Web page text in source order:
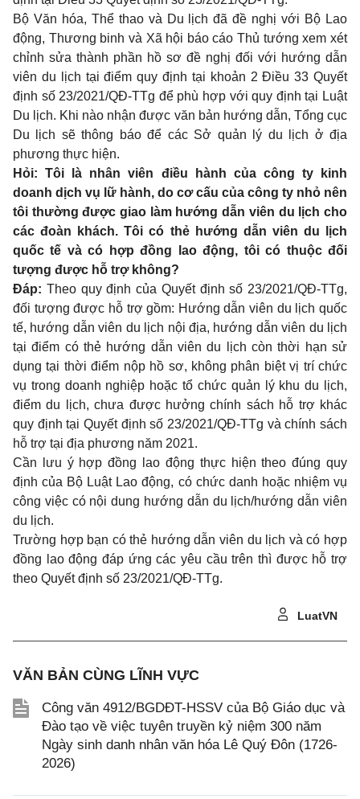
Bộ Văn hóa, Thể thao và Du lịch đã đề nghị với Bộ Lao
động, Thương binh và Xã hội báo cáo Thủ tướng xem xét
chỉnh sửa thành phần hồ sơ đề nghị đối với hướng dẫn
viên du lịch tại điểm quy định tại khoản 2 Điều 33 Quyết
định số 23/2021/QĐ-TTg để phù hợp với quy định tại Luật
Du lịch. Khi nào nhận được văn bản hướng dẫn, Tổng cục
Du lịch sẽ thông báo để các Sở quản lý du lịch ở địa
phương thực hiện.
Hỏi: Tôi là nhân viên điều hành của công ty kinh
doanh dịch vụ lữ hành, do cơ cấu của công ty nhỏ nên
tôi thường được giao làm hướng dẫn viên du lịch cho
các đoàn khách. Tôi có thẻ hướng dẫn viên du lịch
quốc tế và có hợp đồng lao động, tôi có thuộc đối
tượng được hỗ trợ không?
Đáp: Theo quy định của Quyết định số 23/2021/QĐ-TTg,
đối tượng được hỗ trợ gồm: Hướng dẫn viên du lịch quốc
tế, hướng dẫn viên du lịch nội địa, hướng dẫn viên du lịch
tại điểm có thẻ hướng dẫn viên du lịch còn thời hạn sử
dụng tại thời điểm nộp hồ sơ, không phân biệt vị trí chức
vụ trong doanh nghiệp hoặc tổ chức quản lý khu du lịch,
điểm du lịch, chưa được hưởng chính sách hỗ trợ khác
quy định tại Quyết định số 23/2021/QĐ-TTg và chính sách
hỗ trợ tại địa phương năm 2021.
Cần lưu ý hợp đồng lao động thực hiện theo đúng quy
định của Bộ Luật Lao động, có chức danh hoặc nhiệm vụ
công việc có nội dung hướng dẫn du lịch/hướng dẫn viên
du lịch.
Trường hợp bạn có thẻ hướng dẫn viên du lịch và có hợp
đồng lao động đáp ứng các yêu cầu trên thì được hỗ trợ
theo Quyết định số 23/2021/QĐ-TTg.
LuatVN
VĂN BẢN CÙNG LĨNH VỰC
Công văn 4912/BGDĐT-HSSV của Bộ Giáo dục và
Đào tạo về việc tuyên truyền kỷ niệm 300 năm
Ngày sinh danh nhân văn hóa Lê Quý Đôn (1726-
2026)